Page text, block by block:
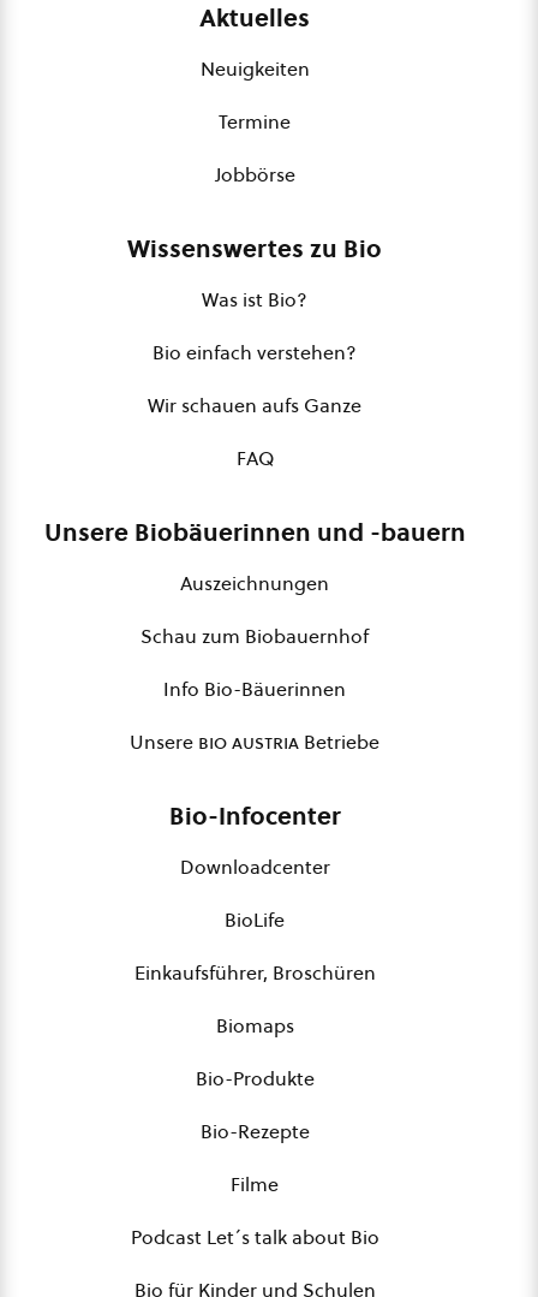
Aktuelles
Neuigkeiten
Termine
Jobbörse
Wissenswertes zu Bio
Was ist Bio?
Bio einfach verstehen?
Wir schauen aufs Ganze
FAQ
Unsere Biobäuerinnen und -bauern
Auszeichnungen
Schau zum Biobauernhof
Info Bio-Bäuerinnen
Unsere bio austria Betriebe
Bio-Infocenter
Downloadcenter
BioLife
Einkaufsführer, Broschüren
Biomaps
Bio-Produkte
Bio-Rezepte
Filme
Podcast Let´s talk about Bio
Bio für Kinder und Schulen